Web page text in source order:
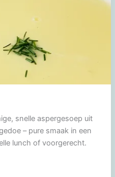
snelle aspergesoep uit
– pure smaak in een
lunch of voorgerecht.